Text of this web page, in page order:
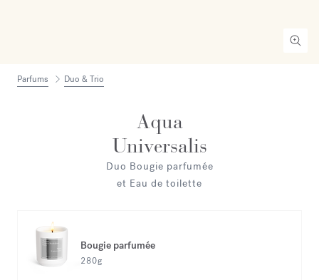
Parfums Duo & Trio
Aqua
Universalis
Duo Bougie parfumée
et Eau de toilette
Bougie parfumée
280g